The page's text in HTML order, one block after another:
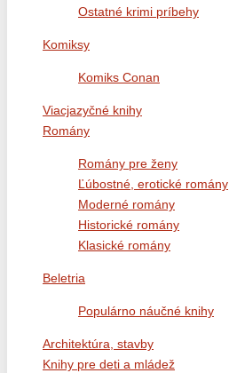
Ostatné krimi príbehy
Komiksy
Komiks Conan
Viacjazyčné knihy
Romány
Romány pre ženy
Ľúbostné, erotické romány
Moderné romány
Historické romány
Klasické romány
Beletria
Populárno náučné knihy
Architektúra, stavby
Knihy pre deti a mládež